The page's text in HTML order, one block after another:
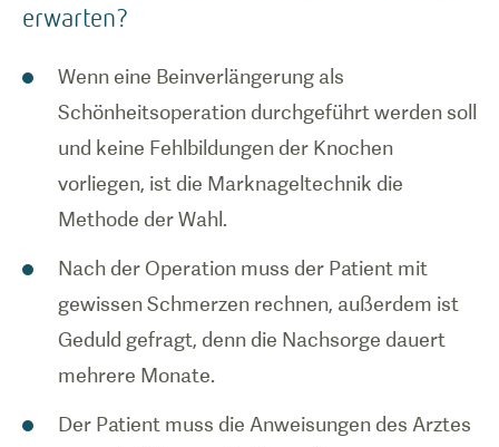
erwarten?
Wenn eine Beinverlängerung als
Schönheitsoperation durchgeführt werden soll
und keine Fehlbildungen der Knochen
vorliegen, ist die Marknageltechnik die
Methode der Wahl.
Nach der Operation muss der Patient mit
gewissen Schmerzen rechnen, außerdem ist
Geduld gefragt, denn die Nachsorge dauert
mehrere Monate.
Der Patient muss die Anweisungen des Arztes